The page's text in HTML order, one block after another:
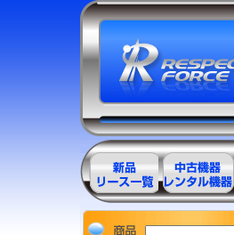
エステ美容用
品製品一覧
エステ美容用
品アウトレッ